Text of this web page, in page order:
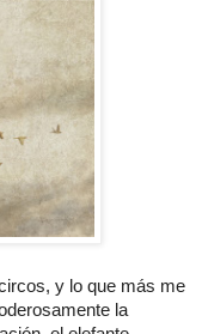
y lo que más me
la